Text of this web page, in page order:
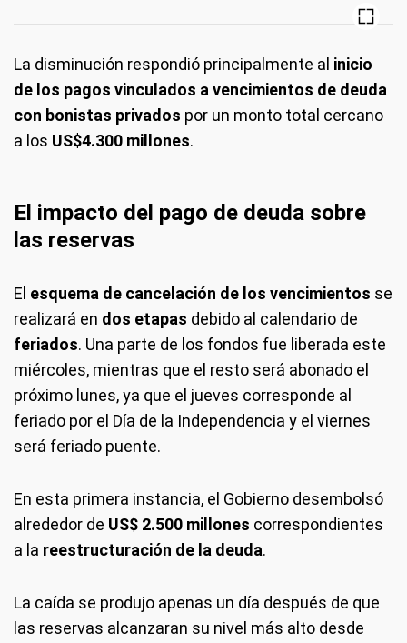
La disminución respondió principalmente al inicio
de los pagos vinculados a vencimientos de deuda
con bonistas privados por un monto total cercano
a los US$4.300 millones.
El impacto del pago de deuda sobre
las reservas
El esquema de cancelación de los vencimientos se
realizará en dos etapas debido al calendario de
feriados. Una parte de los fondos fue liberada este
miércoles, mientras que el resto será abonado el
próximo lunes, ya que el jueves corresponde al
feriado por el Día de la Independencia y el viernes
será feriado puente.
En esta primera instancia, el Gobierno desembolsó
alrededor de US$ 2.500 millones correspondientes
a la reestructuración de la deuda.
La caída se produjo apenas un día después de que
las reservas alcanzaran su nivel más alto desde